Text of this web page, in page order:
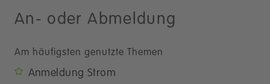
An- oder Abmeldung
Am häufigsten genutzte Themen
Anmeldung Strom